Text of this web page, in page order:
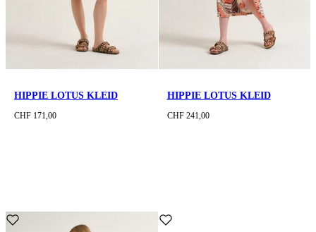
HIPPIE LOTUS KLEID
CHF 171,00
HIPPIE LOTUS KLEID
CHF 241,00